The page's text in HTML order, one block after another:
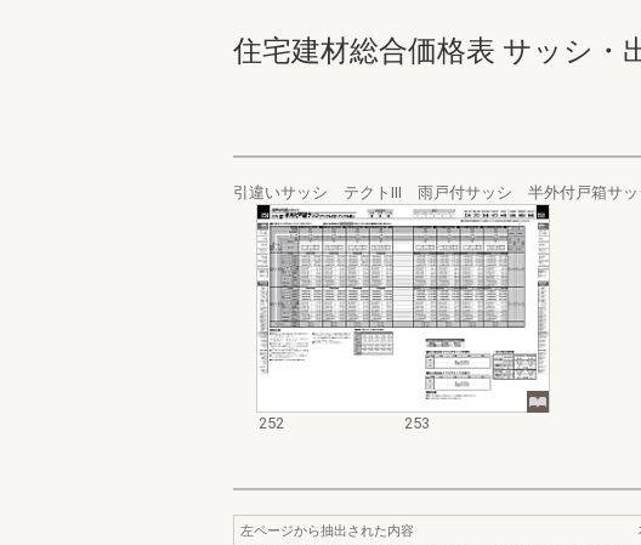
住宅建材総合価格表 サッシ・
引違いサッシ テクトⅢ 雨戸付サッシ 半外付戸箱サ
252 253
左ページから抽出された内容